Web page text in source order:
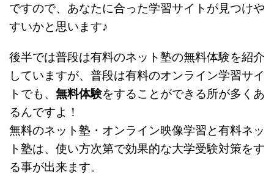
ですので、あなたに合った学習サイトが見つけや
すいかと思います♪
後半では普段は有料のネット塾の無料体験を紹介
していますが、普段は有料のオンライン学習サイ
トでも、 無料体験をすることができる所が多くあ
るんですよ！
無料のネット塾・オンライン映像学習と有料ネッ
ト塾は、使い方次第で効果的な大学受験対策をす
る事が出来ます。